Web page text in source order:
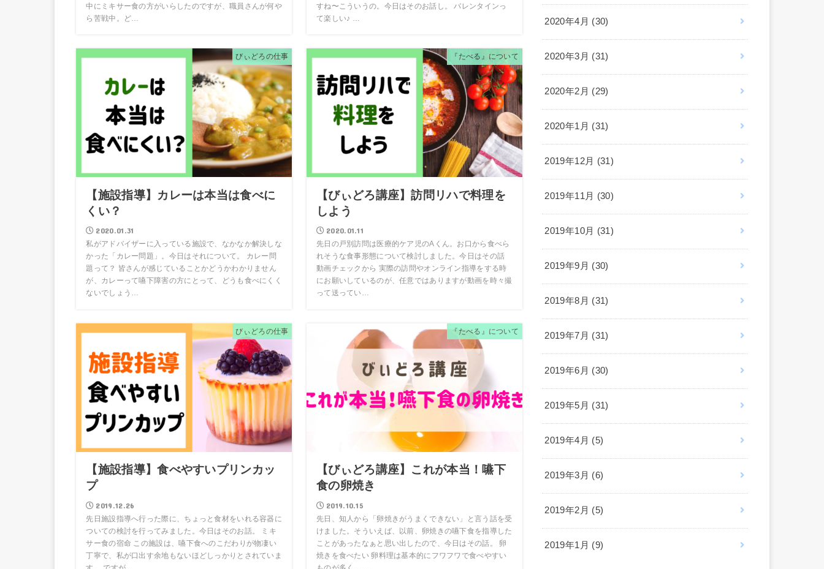
中にミキサー食の方がいらしたのですが、職員さんが何や
ら苦戦中。ど…
すね〜こういうの。今日はそのお話し。 バレンタインっ
て楽しい♪ …
びぃどろの仕事
【施設指導】カレーは本当は食べに
くい？
2020.01.31
私がアドバイザーに入っている施設で、なかなか解決しな
かった「カレー問題」。今日はそれについて。 カレー問
題って？ 皆さんが感じていることかどうかわかりません
が、カレーって嚥下障害の方にとって、どうも食べにくく
ないでしょう…
『たべる』について
【びぃどろ講座】訪問リハで料理を
しよう
2020.01.11
先日の戸別訪問は医療的ケア児のAくん。お口から食べら
れそうな食事形態について検討しました。今日はその話
動画チェックから 実際の訪問やオンライン指導をする時
にお願いしているのが、任意ではありますが動画を時々撮
って送ってい…
びぃどろの仕事
【施設指導】食べやすいプリンカッ
プ
2019.12.26
先日施設指導へ行った際に、ちょっと食材をいれる容器に
ついての検討を行ってみました。今日はそのお話。 ミキ
サー食の宿命 この施設は、嚥下食へのこだわりが物凄い
丁寧で、私が口出す余地もないほどしっかりとされていま
『たべる』について
【びぃどろ講座】これが本当！嚥下
食の卵焼き
2019.10.15
先日、知人から「卵焼きがうまくできない」と言う話を受
けました。そういえば、以前、卵焼きの嚥下食を指導した
ことがあったなぁと思い出したので、今日はその話。 卵
焼きを食べたい 卵料理は基本的にフワフワで食べやすい
2020年4月 (30)
2020年3月 (31)
2020年2月 (29)
2020年1月 (31)
2019年12月 (31)
2019年11月 (30)
2019年10月 (31)
2019年9月 (30)
2019年8月 (31)
2019年7月 (31)
2019年6月 (30)
2019年5月 (31)
2019年4月 (5)
2019年3月 (6)
2019年2月 (5)
2019年1月 (9)